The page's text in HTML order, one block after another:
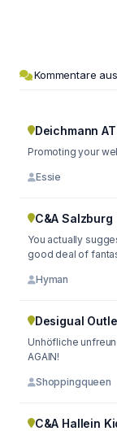
Kommentare
Deichmann AT
Promoting your
Essie
C&A Salzburg
You actually
good deal of
Hyman
Desigual
Unhöfliche
AGAIN!
Shoppingqueen
C&A Hallein